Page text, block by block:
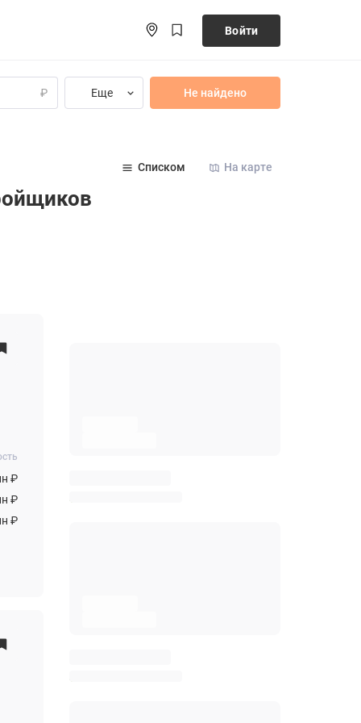
Войти
₽ Еще Не найдено
Списком На карте
₽
₽
₽